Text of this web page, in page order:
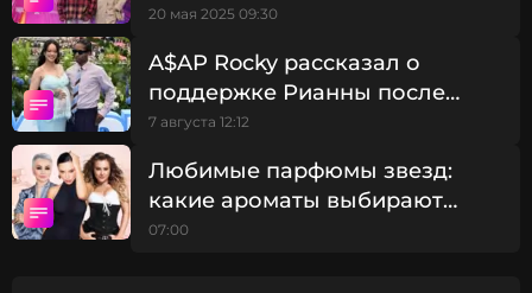
Galibri&Mavik назвали своих
20 мая 2025 09:30
A$AP Rocky рассказал о
поддержке Рианны после
смерти отца: «Она всегда была
7 августа 12:12
Любимые парфюмы звезд:
какие ароматы выбирают
российские знаменитости
07:00